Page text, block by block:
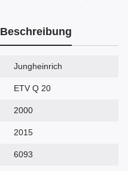
Beschreibung
Jungheinrich
ETV Q 20
2000
2015
6093